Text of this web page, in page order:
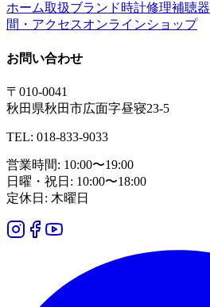
ホーム取扱ブランド時計修理補聴器
間・アクセスオンラインショップ
お問い合わせ
〒010-0041
秋田県秋田市広面字昼寝23-5
TEL: 018-833-9033
営業時間: 10:00〜19:00
日曜・祝日: 10:00〜18:00
定休日: 木曜日